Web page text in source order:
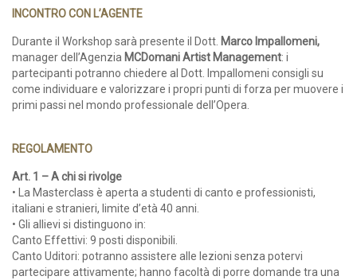
INCONTRO CON L’AGENTE
Durante il Workshop sarà presente il Dott. Marco Impallomeni,
manager dell’Agenzia MCDomani Artist Management: i
partecipanti potranno chiedere al Dott. Impallomeni consigli su
come individuare e valorizzare i propri punti di forza per muovere i
primi passi nel mondo professionale dell’Opera.
REGOLAMENTO
Art. 1 – A chi si rivolge
• La Masterclass è aperta a studenti di canto e professionisti,
italiani e stranieri, limite d’età 40 anni.
• Gli allievi si distinguono in:
Canto Effettivi: 9 posti disponibili.
Canto Uditori: potranno assistere alle lezioni senza potervi
partecipare attivamente; hanno facoltà di porre domande tra una